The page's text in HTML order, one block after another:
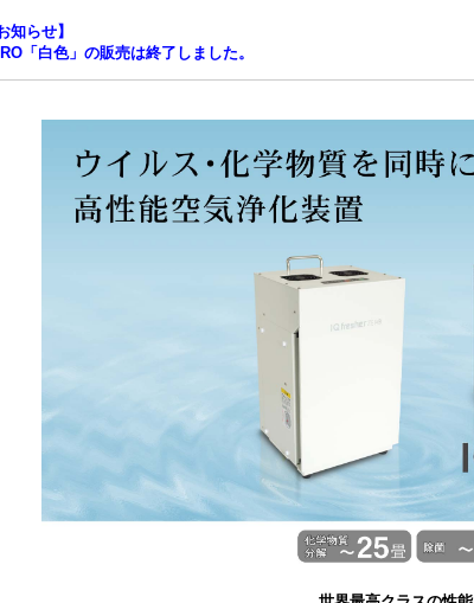
知らせ】
「白色」の販売は終了しました。